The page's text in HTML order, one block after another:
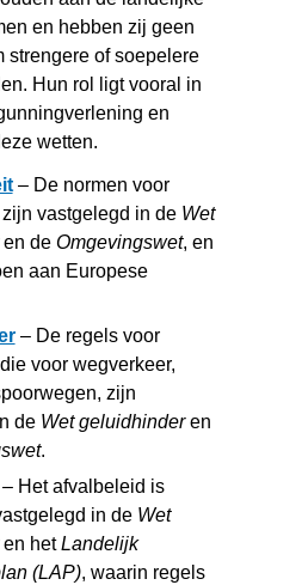
en hebben zij geen
strengere of soepelere
Hun rol ligt vooral in
en
wetten.
– De normen voor
zijn vastgelegd in de Wet
de Omgevingswet, en
aan Europese
– De regels voor
voor wegverkeer,
zijn
de Wet geluidhinderen
.
– Het afvalbeleid is
in de Wet
hetLandelijk
(LAP), waarin regels